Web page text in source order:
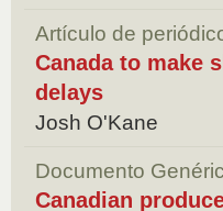
Artículo de
Canada to make
delays
Josh O'Kane
Documento
Canadian